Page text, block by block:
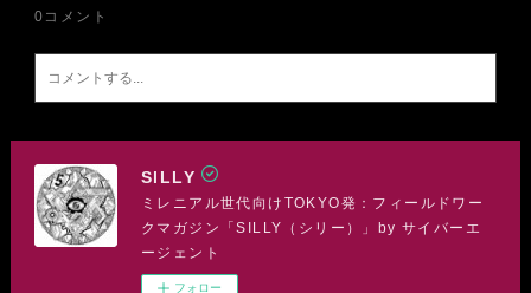
0 コメント
SILLY
ミレニアル世代向けTOKYO発：フィールドワー
クマガジン「SILLY（シリー）」by サイバーエ
ージェント
フォロー